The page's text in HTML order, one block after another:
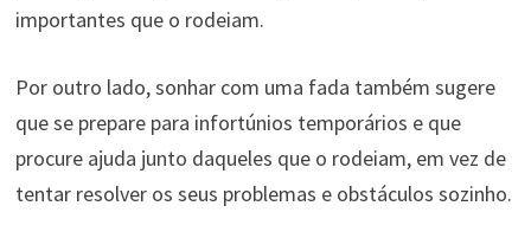
importantes que o rodeiam.
Por outro lado, sonhar com uma fada também sugere
que se prepare para infortúnios temporários e que
procure ajuda junto daqueles que o rodeiam, em vez de
tentar resolver os seus problemas e obstáculos sozinho.